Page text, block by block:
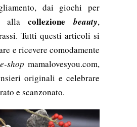
dai giochi per
allacollezionebeauty,
Tutti questi articoli si
e ricevere comodamente
e-shop mamalovesyou.com,
originali e celebrare
e scanzonato.